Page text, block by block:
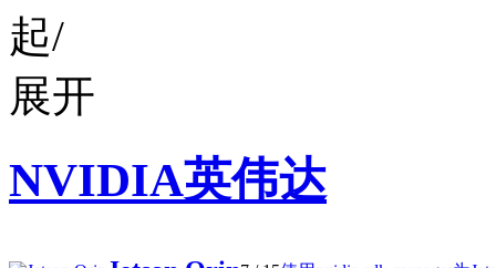
NVIDIA英伟达